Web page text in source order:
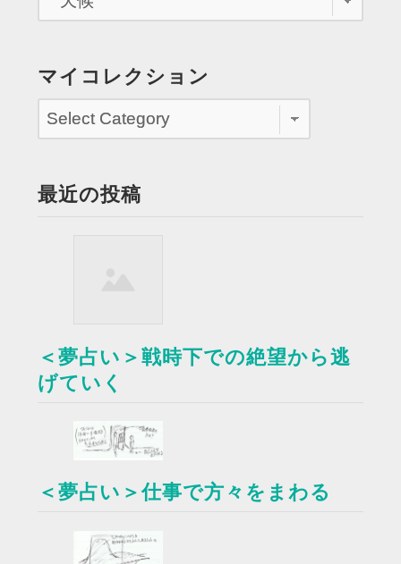
を
る”
送
り
マイコレクション
最近の投稿
＜夢占い＞戦時下での絶望から逃
げていく
＜夢占い＞仕事で方々をまわる